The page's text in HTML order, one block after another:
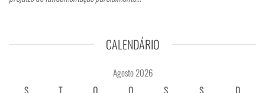
CALENDÁRIO
Agosto 2026
S
T Q Q S S
D